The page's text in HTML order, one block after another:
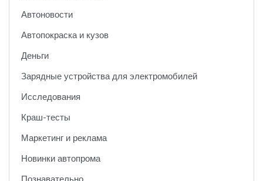
Автоновости
Автопокраска и кузов
Деньги
Зарядные устройства для электромобилей
Исследования
Краш-тесты
Маркетинг и реклама
Новинки автопрома
Познавательно